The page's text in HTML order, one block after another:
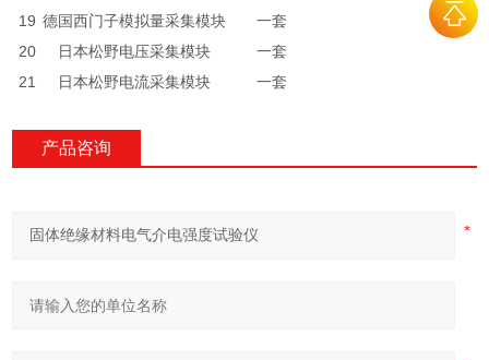
19 德国西门子模拟量采集模块
一套
20
日本松野电压采集模块
一套
21
日本松野电流采集模块 一套
产品咨询